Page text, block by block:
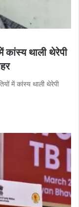
कांस्य थाली थेरेपी
में कांस्य थाली थेरेपी